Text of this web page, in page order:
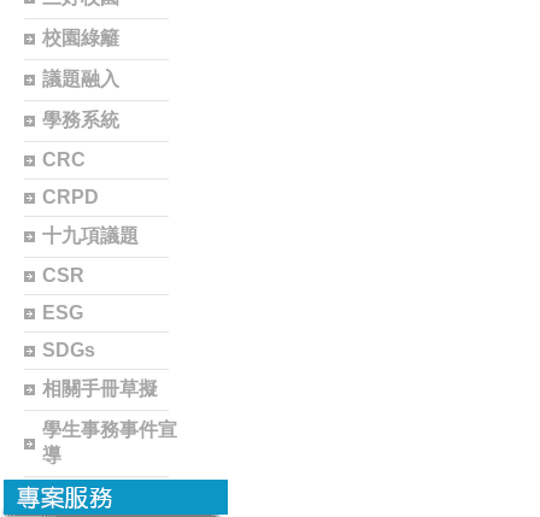
校園綠籬
議題融入
學務系統
CRC
CRPD
十九項議題
CSR
ESG
SDGs
相關手冊草擬
學生事務事件宣
導